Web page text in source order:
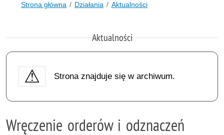
Strona główna Działania Aktualności
Aktualności
Strona znajduje się w archiwum.
Wręczenie orderów i odznaczeń